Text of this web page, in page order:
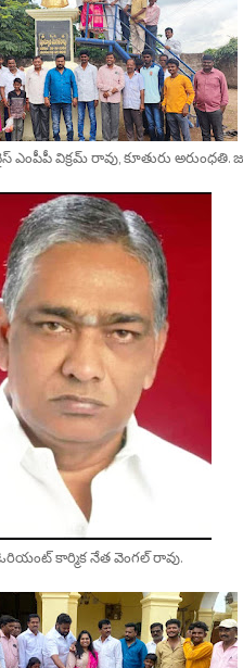
ఎంపీపీ విక్రమ్ రావు, కూతురు అరుంధతి.
కార్మిక నేత వెంగల్ రావు.